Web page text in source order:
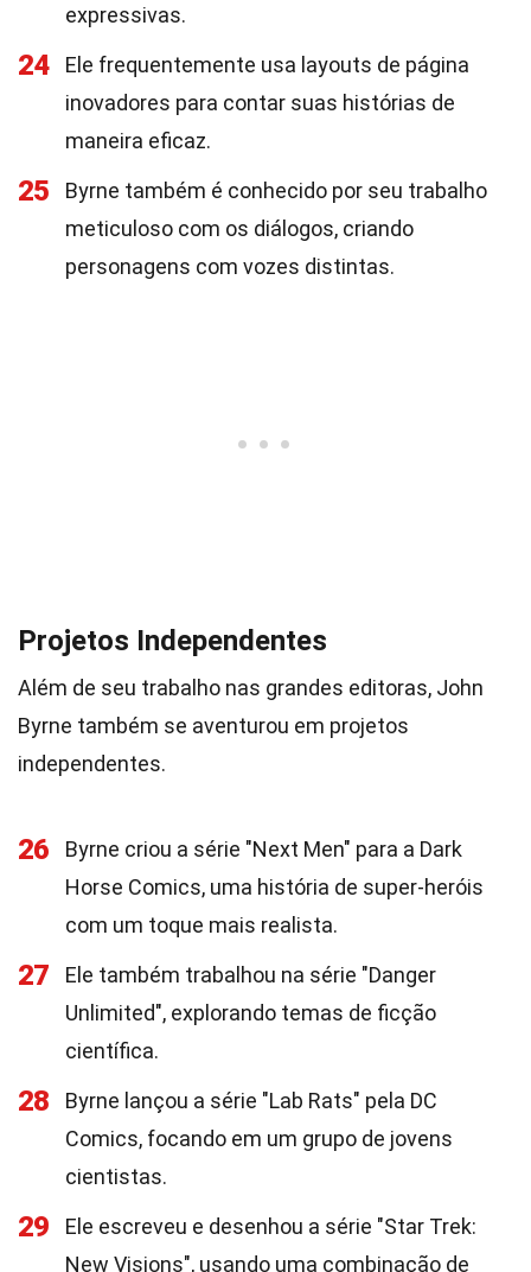
expressivas.
24
Ele frequentemente usa layouts de página
inovadores para contar suas histórias de
maneira eficaz.
25
Byrne também é conhecido por seu trabalho
meticuloso com os diálogos, criando
personagens com vozes distintas.
Projetos Independentes
Além de seu trabalho nas grandes editoras, John
Byrne também se aventurou em projetos
independentes.
26
Byrne criou a série "Next Men" para a Dark
Horse Comics, uma história de super-heróis
com um toque mais realista.
27
Ele também trabalhou na série "Danger
Unlimited", explorando temas de ficção
científica.
28
Byrne lançou a série "Lab Rats" pela DC
Comics, focando em um grupo de jovens
cientistas.
29
Ele escreveu e desenhou a série "Star Trek:
New Visions", usando uma combinação de